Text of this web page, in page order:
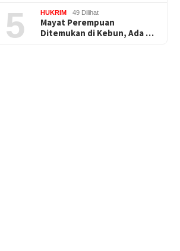
5 HUKRIM 49 Dilihat
Mayat Perempuan
Ditemukan di Kebun, Ada …